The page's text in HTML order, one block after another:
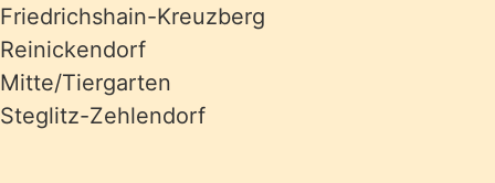
Friedrichshain-Kreuzberg
Reinickendorf
Mitte/Tiergarten
Steglitz-Zehlendorf